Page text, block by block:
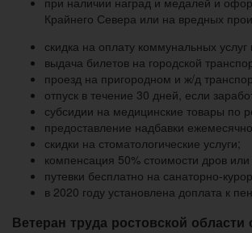
Крайнего Севера или на вредных
скидка на оплату коммунальных
выдача билетов на городской
проезд на пригородном и ж/д
отпуск в течение 30 дней, если
субсидии на медицинские товары по
предоставление надбавки
скидки на стоматологические услуги;
компенсация 50% стоимости дров или
путевки бесплатно на санаторно-
в 2020 году установлена доплата к
Ветеран труда ростовской